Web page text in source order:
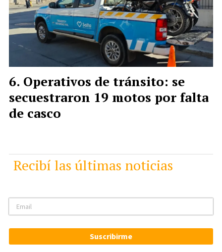
Operativos de tránsito: se
secuestraron 19 motos por falta
de casco
Recibí las últimas noticias
Suscribirme